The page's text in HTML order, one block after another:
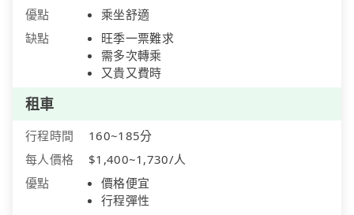
優點
乘坐舒適
缺點
旺季一票難求
需多次轉乘
又貴又費時
租車
行程時間
160~185分
每人價格
$1,400~1,730/人
優點
價格便宜
行程彈性